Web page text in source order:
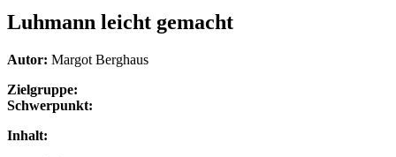
Luhmann leicht gemacht
Autor: Margot Berghaus
Zielgruppe:
Schwerpunkt:
Inhalt: